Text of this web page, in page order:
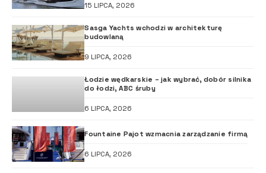
15 LIPCA, 2026
Sasga Yachts wchodzi w architekturę
budowlaną
9 LIPCA, 2026
Łodzie wędkarskie – jak wybrać, dobór silnika
do łodzi, ABC śruby
6 LIPCA, 2026
Fountaine Pajot wzmacnia zarządzanie firmą
6 LIPCA, 2026